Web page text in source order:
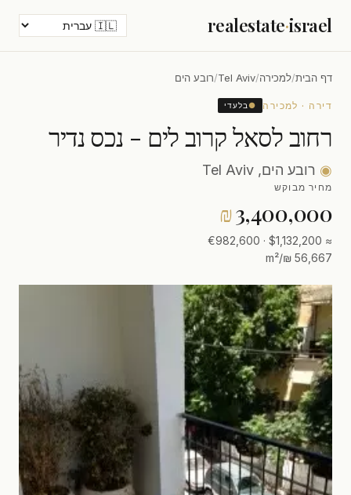
realestate·israel
דף הבית/למכירה/
Tel Aviv
/רובע הים
דירה · למכירה ● בלעדי
רחוב לסאל קרוב לים - נכס נדיר
◉ רובע הים, Tel Aviv
מחיר מבוקש
₪3,400,000
≈ $1,132,200 · €982,600
56,667 ₪/m²